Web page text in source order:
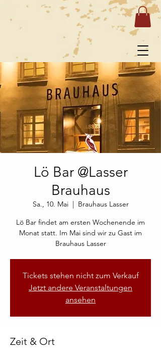
Lö Bar @Lasser
Brauhaus
Sa., 10. Mai
  |
Brauhaus Lasser
Lö Bar findet am ersten Wochenende im
Monat statt. Im Mai sind wir zu Gast im
Brauhaus Lasser
Tickets stehen nicht zum Verkauf
Jetzt andere Veranstaltungen
ansehen
Zeit & Ort